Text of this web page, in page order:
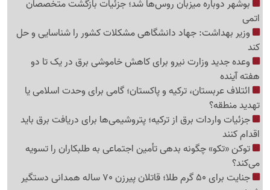
بوشهر دوباره میزبان روس‌ها شد؛ جزئیات بازگشت متخصصان
اتمی
وزیر بهداشت: جهاد دانشگاهی مشکلات کشور را شناسایی و حل
کند
وعده جدید وزارت نیرو برای کاهش خاموشی برق در یک تا دو
هفته آینده
ائتلاف عربستان، ترکیه و پاکستان؛ گامی برای وحدت اسلامی یا
تهدید منطقه؟
جزئیات واردات برق از ترکیه؛ پتروشیمی‌ها برای دریافت برق باید
اقدام کنند
توکن «تکو» چگونه بدهی تأمین اجتماعی به طلبکاران را تسویه
می‌کند؟
جنایت برای 50 گرم طلا؛ قاتلان پیرزن 70 ساله همدانی دستگیر